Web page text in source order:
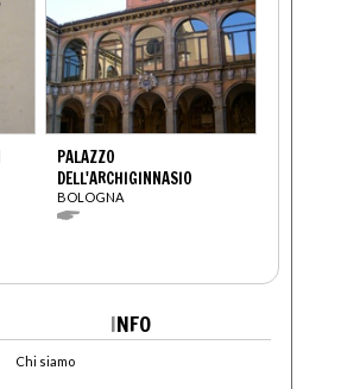
PALAZZO
DELL'ARCHIGINNASIO
BOLOGNA
INFO
Chi siamo